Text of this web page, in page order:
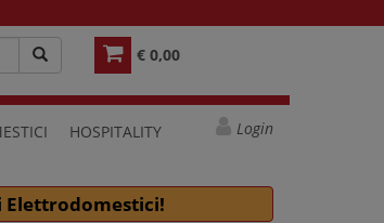
€ 0,00
HOSPITALITY Login